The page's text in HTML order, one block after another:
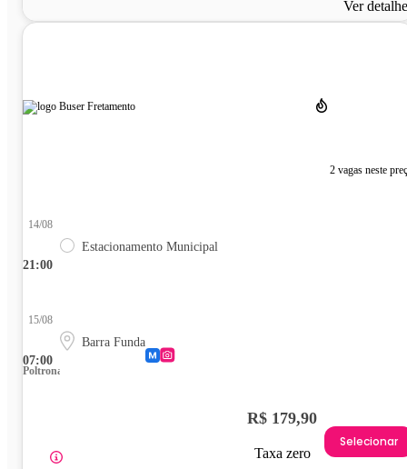
Ver
2 vagas neste
21:00
14/08
Estacionamento Municipal
07:00
15/08
Barra Funda
Poltrona
R$ 179,90
Taxa zero
Selecionar